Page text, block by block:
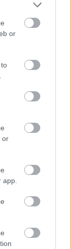
or
or
τα
πρόσωπα.
στο
θυμίζουν
Pinterest